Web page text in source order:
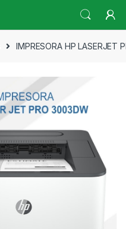
IMPRESORA HP LASERJET